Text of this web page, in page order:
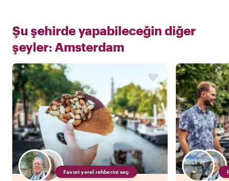
Şu şehirde yapabileceğin diğer
şeyler: Amsterdam
Favori yerel rehberini seç